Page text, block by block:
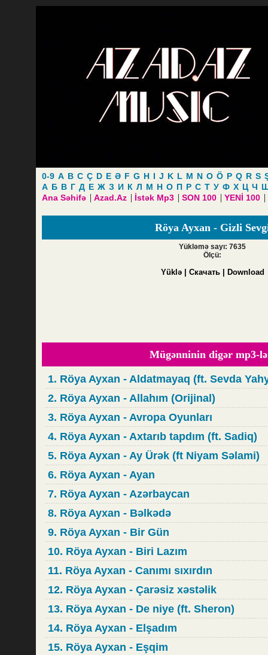
0-9 A B C Ç D E Ə F G H I J K L M N O Ö P Q R S
А Б В Г Д Е Ж З И К Л М Н О П Р С Т У Ф Х Ц Ч
Ana Səhifə | Azad.Az | İstək Mp3 | SON 100 | YENİ 100 |
Röya Ayxan - Gizli
Yükləmə sayı: 7635
Ölçü:
Yüklə | Скачать | Download
Mügənninin digər mp3-
1. Röya Ayxan - Aldatmayaq (ft. Sevda
2. Röya Ayxan - Allahım (Orijinal)
3. Röya Ayxan - Avropa Oyunları
4. Röya Ayxan - Axtarıb tapdım (ft. Sadiq)
5. Röya Ayxan - Ay Ürək (ft Niyam Səlami)
6. Röya Ayxan - Ayan
7. Röya Ayxan - Azərbaycan
8. Röya Ayxan - Bəlkədə
9. Röya Ayxan - Bir Gün
10. Röya Ayxan - Biri Lazım
11. Röya Ayxan - Canımı sıxırdın
12. Röya Ayxan - Çarəsiz xəstəlik
13. Röya Ayxan - De niye (ft. Sheron)
14. Röya Ayxan - Elşadım
15. Röya Ayxan - Eşqim